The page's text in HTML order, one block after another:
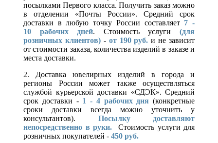
посылками Первого класса. Получить заказ можно
в отделении «Почты России». Средний срок
доставки в любую точку России составляет 7 -
10 рабочих дней. Стоимость услуги(для
розничных клиентов)- от 190 руб. и не зависит
от стоимости заказа, количества изделий в заказе и
места доставки.
2. Доставка ювелирных изделий в города и
регионы России может также осуществляться
службой курьерской доставки «СДЭК». Средний
срок доставки - 1 - 4 рабочих дня (конкретные
сроки доставки всегда можно уточнить у
консультантов). Посылку доставляют
непосредственно в руки.
Стоимость услуги для
розничных покупателей - 450 руб.